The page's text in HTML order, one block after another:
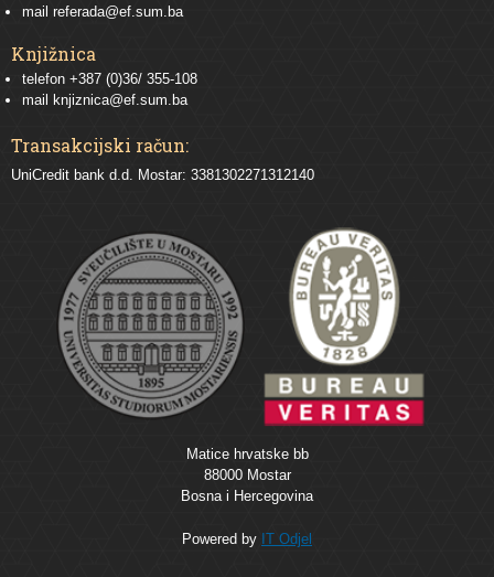
mail referada@ef.sum.ba
Knjižnica
telefon +387 (0)36/ 355-108
mail
knjiznica@ef.sum.ba
Transakcijski račun:
UniCredit bank d.d. Mostar: 3381302271312140
Matice hrvatske bb
88000 Mostar
Bosna i Hercegovina
Powered by IT Odjel